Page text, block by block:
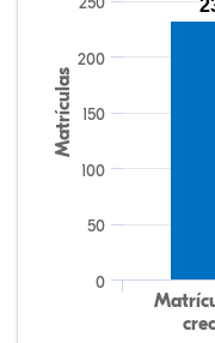
Matrículas
0
50
100
150
200